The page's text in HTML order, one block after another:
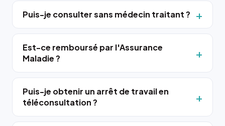
Puis-je consulter sans médecin traitant ?
Est-ce remboursé par l'Assurance
Maladie ?
Puis-je obtenir un arrêt de travail en
téléconsultation ?